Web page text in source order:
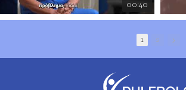
00:40
1 2